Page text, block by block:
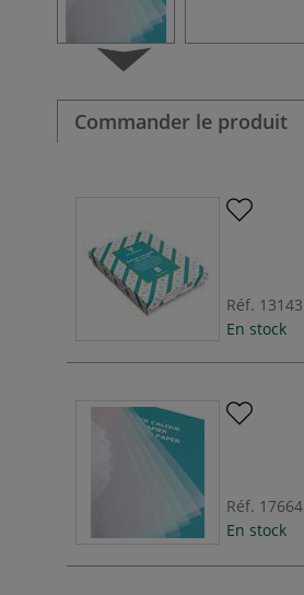
Commander le produit
Réf. 13143
En stock
Réf. 17664
En stock